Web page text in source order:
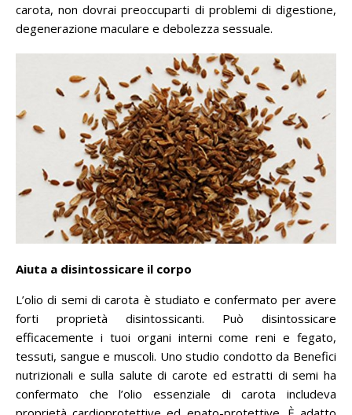
carota, non dovrai preoccuparti di problemi di digestione,
degenerazione maculare e debolezza sessuale.
Aiuta a disintossicare il corpo
L’olio di semi di carota è studiato e confermato per avere
forti proprietà disintossicanti. Può disintossicare
efficacemente i tuoi organi interni come reni e fegato,
tessuti, sangue e muscoli. Uno studio condotto da Benefici
nutrizionali e sulla salute di carote ed estratti di semi ha
confermato che l’olio essenziale di carota includeva